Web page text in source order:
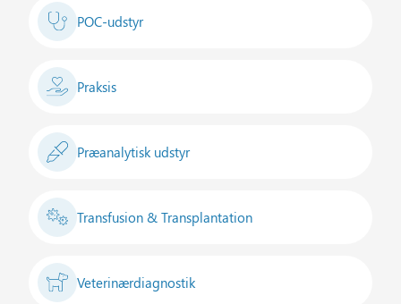
POC-udstyr
Praksis
Præanalytisk udstyr
Transfusion & Transplantation
Veterinærdiagnostik